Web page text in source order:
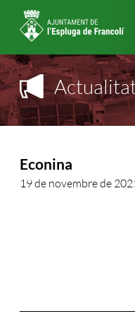
Econina
19 de novembre de
Cercador